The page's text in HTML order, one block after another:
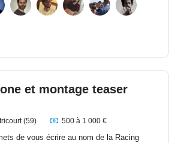
et montage teaser
(59) 500 à 1 000 €
de vous écrire au nom de la Racing